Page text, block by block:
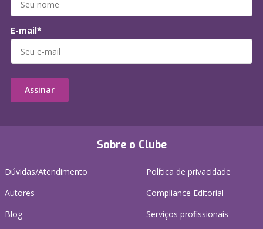
Sobre o Clube
Dúvidas/Atendimento
Autores
Blog
Política de privacidade
Compliance Editorial
Serviços profissionais
E-mail*
Assinar